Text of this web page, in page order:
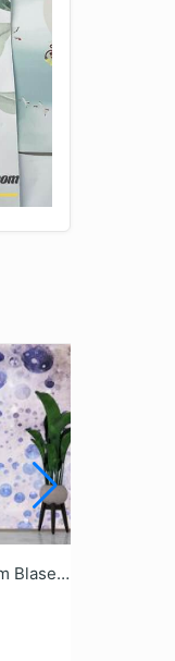
Fototapete Aquarellkunst Im Blasenstil